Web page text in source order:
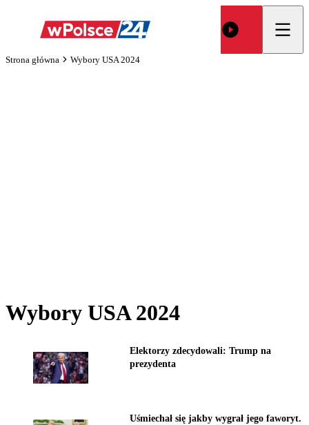
Strona główna Wybory USA 2024
Wybory USA 2024
Elektorzy zdecydowali: Trump na
prezydenta
Uśmiechał się jakby wygrał jego faworyt.